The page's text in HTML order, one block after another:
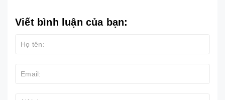
Viết bình luận của bạn: